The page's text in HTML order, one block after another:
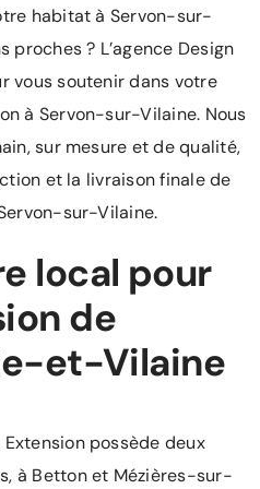
habitat à Servon-sur-
proches ? L’agence Design
vous soutenir dans votre
à Servon-sur-Vilaine. Nous
sur mesure et de qualité,
et la livraison finale de
sur-Vilaine.
local pour
de
et-Vilaine
possède deux
à Betton et Mézières-sur-